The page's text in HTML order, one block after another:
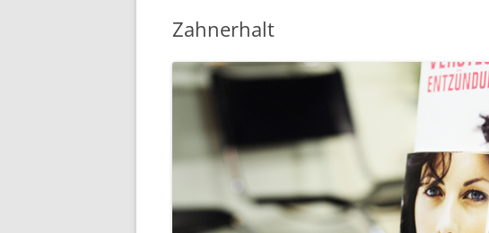
ZAHNERHALT
PARODONTOLOGIE /
ZAHNFLEISCHBEHANDLUNGEN
KARIESTHERAPIE
NATÜRLICHE ÄSTHETIK
Zahnerhalt